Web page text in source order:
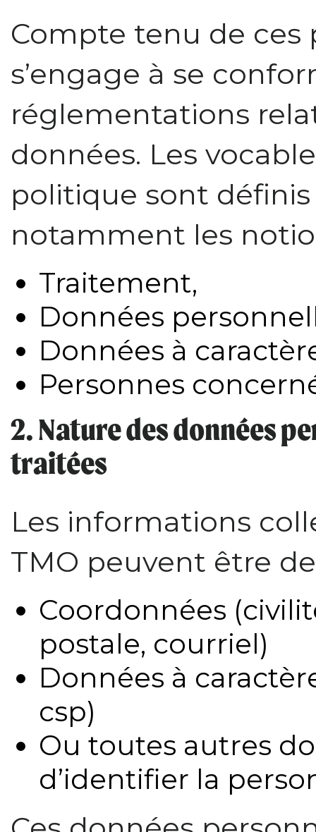
Compte tenu de ces
s’engage à se
réglementations
données. Les
politique sont définis
notamment les
Traitement,
Données
Données à
Personnes
2. Nature des données
traitées
Les informations
TMO peuvent être
Coordonnées
postale, courriel)
Données à
csp)
Ou toutes autres
d’identifier la